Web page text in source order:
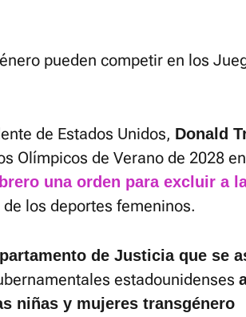
pueden competir en los
de Estados Unidos, Donald
Olímpicos de Verano de 2028
una orden para excluir a
de los deportes femeninos.
de Justicia que se
estadounidenses
niñas y mujeres transgénero